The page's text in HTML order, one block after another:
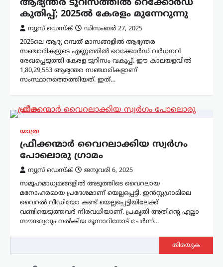
ആഭ്യന്തര ടൂറിസത്തിൽ റെക്കോർഡ്
കുതിപ്പ്; 2025ൽ കേരളം മുന്നേറുന്നു
ന്യൂസ് ഡെസ്ക്
ഡിസംബർ 27, 2025
2025ലെ ആദ്യ ഒമ്പത് മാസങ്ങളിൽ ആഭ്യന്തര
സഞ്ചാരികളുടെ എണ്ണത്തിൽ റെക്കോർഡ് വർധനവ്
രേഖപ്പെടുത്തി കേരള ടൂറിസം വകുപ്പ്. ഈ കാലയളവിൽ
1,80,29,553 ആഭ്യന്തര സഞ്ചാരികളാണ്
സംസ്ഥാനത്തെത്തിയത്. ഇത്…
യാത്ര
ഫ്രീക്കന്മാർ വൈറലാക്കിയ സ്വർഗം
പോലൊരു ഗ്രാമം
ന്യൂസ് ഡെസ്ക്
ജനുവരി 6, 2025
സമൂഹമാധ്യമങ്ങളിൽ അടുത്തിടെ വൈറലായ
മനോഹരമായ പ്രദേശമാണ് യെല്ലപ്പെട്ടി. ഇൻസ്റ്റഗ്രാമിലെ
വൈറൽ വീഡിയോ കണ്ട് യെല്ലപ്പെട്ടിയിലേക്ക്
വണ്ടിയെടുത്തവർ നിരവധിയാണ്. പ്രകൃതി അതിൻ്റെ എല്ലാ
സൗന്ദര്യവും നൽകിയ മൂന്നാറിനോട് ചേർന്ന്…
തിരയുക